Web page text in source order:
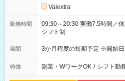
Valextra
勤務時間
09:30～20:30 実働7.5時間／休憩1.5時間 営業時間に合わせた
シフト制
期間 3か月程度の短期予定 ※開始
特徴 副業・WワークOK / シフト勤